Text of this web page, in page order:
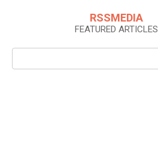
RSSMEDIA
FEATURED ARTICLES
Search: